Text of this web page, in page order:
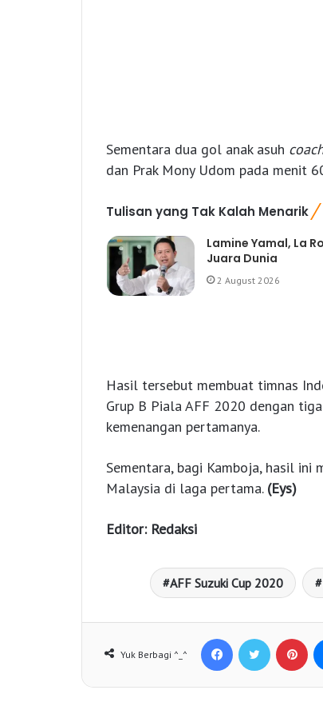
Sementara dua gol anak asuh
dan Prak Mony Udom pada menit
Tulisan yang Tak Kalah Menarik
Lamine Yamal, La
Juara Dunia
2 August 2026
Hasil tersebut membuat timnas
Grup B Piala AFF 2020 dengan
kemenangan pertamanya.
Sementara, bagi Kamboja, hasil ini
Malaysia di laga pertama. (Eys)
Editor: Redaksi
AFF Suzuki Cup 2020
Yuk Berbagi ^_^